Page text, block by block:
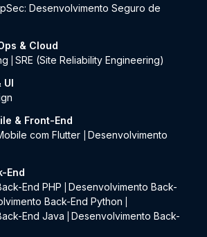
Desenvolvimento Seguro de
& Cloud
SRE (Site Reliability Engineering)
UI
& Front-End
com Flutter
Desenvolvimento
End
End PHP
Desenvolvimento Back-
Back-End Python
End Java
Desenvolvimento Back-